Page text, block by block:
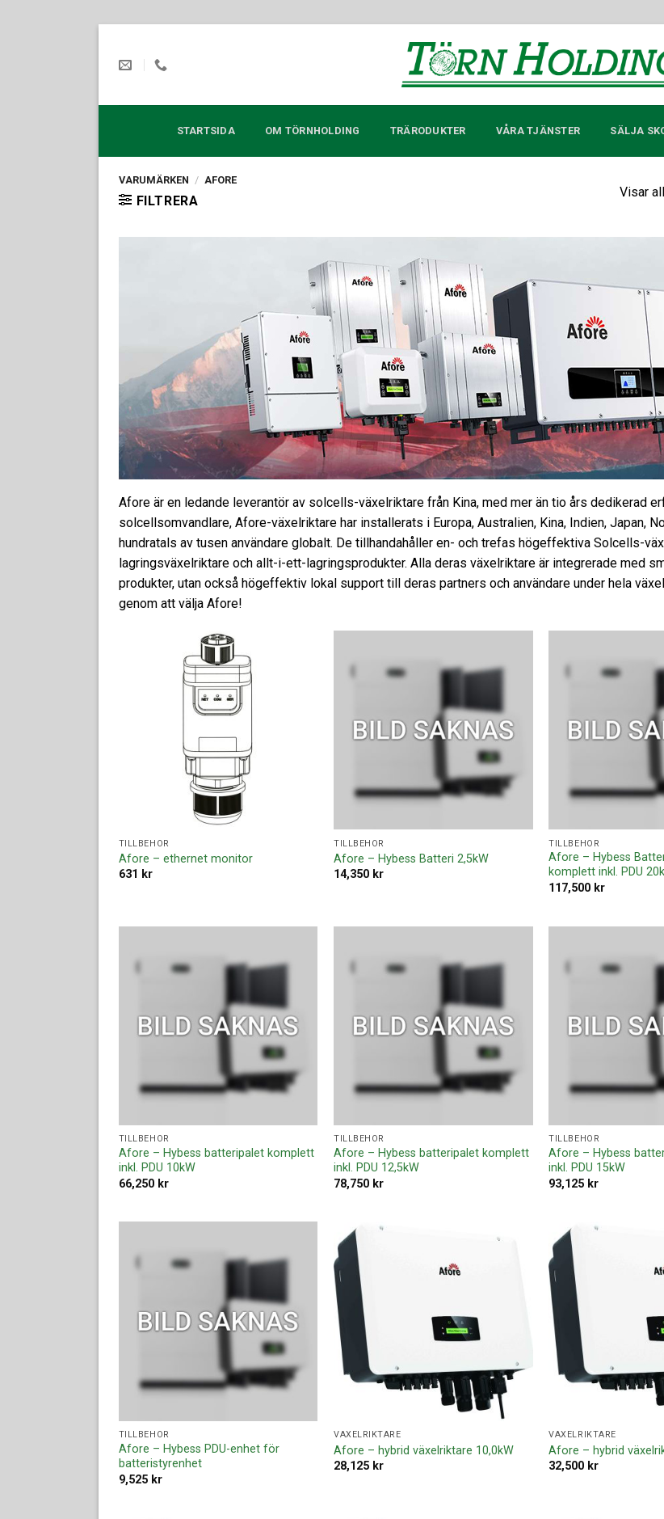
content
STARTSIDA OM TÖRNHOLDING TRÄRODUKTER VÅRA TJÄNSTER SÄLJA
VARUMÄRKEN / AFORE
FILTRERA
Visar
Afore är en ledande leverantör av solcells-växelriktare från Kina, med mer än tio års dedikerad
solcellsomvandlare, Afore-växelriktare har installerats i Europa, Australien, Kina, Indien, Japan,
hundratals av tusen användare globalt. De tillhandahåller en- och trefas högeffektiva Solcells-
lagringsväxelriktare och allt-i-ett-lagringsprodukter. Alla deras växelriktare är integrerade med
produkter, utan också högeffektiv lokal support till deras partners och användare under hela
genom att välja Afore!
TILLBEHÖR
Afore – ethernet monitor
631 kr
Lägg till i
TILLBEHÖR
Afore – Hybess Batteri 2,5kW
14,350 kr
TILLBEHÖR
Afore – Hybess
komplett inkl. PDU
117,500 kr
Lägg till i
TILLBEHÖR
Afore – Hybess batteripalet komplett
inkl. PDU 10kW
66,250 kr
Lägg till i
TILLBEHÖR
Afore – Hybess batteripalet komplett
inkl. PDU 12,5kW
78,750 kr
TILLBEHÖR
Afore – Hybess
inkl. PDU 15kW
93,125 kr
Lägg till i
TILLBEHÖR
Afore – Hybess PDU-enhet för
batteristyrenhet
9,525 kr
VÄXELRIKTARE
Afore – hybrid växelriktare 10,0kW
28,125 kr
VÄXELRIKTARE
Afore – hybrid
32,500 kr